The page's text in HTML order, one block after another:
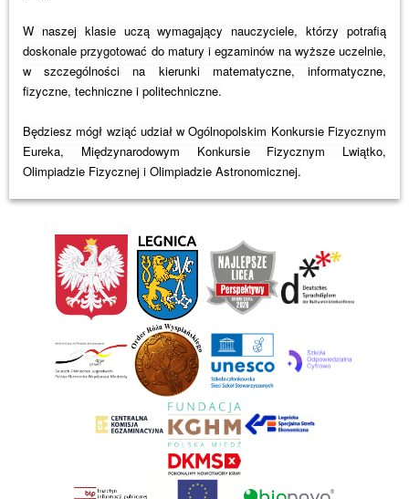
W naszej klasie uczą wymagający nauczyciele, którzy potrafią
doskonale przygotować do matury i egzaminów na wyższe uczelnie,
w szczególności na kierunki matematyczne, informatyczne,
fizyczne, techniczne i politechniczne.
Będziesz mógł wziąć udział w Ogólnopolskim Konkursie Fizycznym
Eureka, Międzynarodowym Konkursie Fizycznym Lwiątko,
Olimpiadzie Fizycznej i Olimpiadzie Astronomicznej.